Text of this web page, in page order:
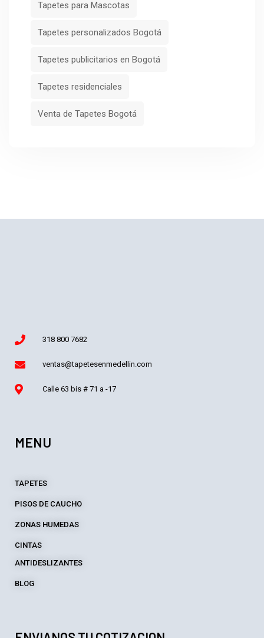
Tapetes para Mascotas
Tapetes personalizados Bogotá
Tapetes publicitarios en Bogotá
Tapetes residenciales
Venta de Tapetes Bogotá
318 800 7682
ventas@tapetesenmedellin.com
Calle 63 bis # 71 a -17
MENU
TAPETES
PISOS DE CAUCHO
ZONAS HUMEDAS
CINTAS
ANTIDESLIZANTES
BLOG